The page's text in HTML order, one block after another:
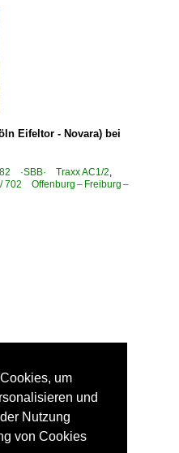
Eifeltor - Novara) bei
·SBB· Traxx AC1/2,
702 Offenburg – Freiburg –
um
und
Nutzung
von Cookies